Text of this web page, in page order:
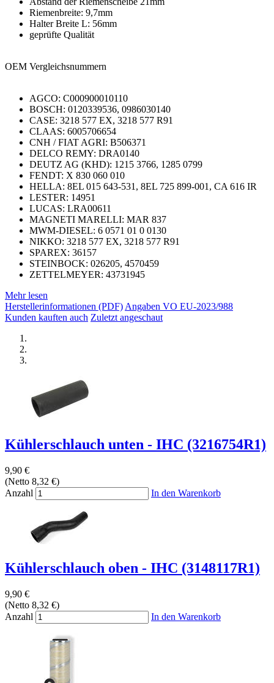
Riemenbreite: 9,7mm
Halter Breite L: 56mm
geprüfte Qualität
OEM Vergleichsnummern
AGCO: C000900010110
BOSCH: 0120339536, 0986030140
CASE: 3218 577 EX, 3218 577 R91
CLAAS: 6005706654
CNH / FIAT AGRI: B506371
DELCO REMY: DRA0140
DEUTZ AG (KHD): 1215 3766, 1285 0799
FENDT: X 830 060 010
HELLA: 8EL 015 643-531, 8EL 725 899-001, CA 616 IR
LESTER: 14951
LUCAS: LRA00611
MAGNETI MARELLI: MAR 837
MWM-DIESEL: 6 0571 01 0 0130
NIKKO: 3218 577 EX, 3218 577 R91
SPAREX: 36157
STEINBOCK: 026205, 4570459
ZETTELMEYER: 43731945
Mehr lesen
Herstellerinformationen (PDF)Angaben VO EU-2023/988
Kunden kauften auch Zuletzt angeschaut
Kühlerschlauch unten - IHC (3216754R1)
9,90 €
(Netto 8,32 €)
Anzahl
In den Warenkorb
Kühlerschlauch oben - IHC (3148117R1)
9,90 €
(Netto 8,32 €)
Anzahl
In den Warenkorb